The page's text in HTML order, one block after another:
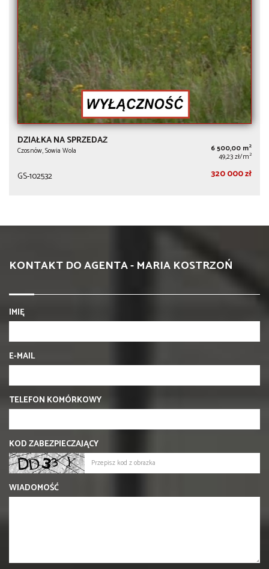
DZIAŁKA NA SPRZEDAŻ
Czosnów, Sowia Wola 6 500,00 m2
49,23 zł/m2
GS-102532 320 000 zł
KONTAKT DO AGENTA - MARIA KOSTRZOŃ
IMIĘ
E-MAIL
TELEFON KOMÓRKOWY
KOD ZABEZPIECZAJĄCY
WIADOMOŚĆ